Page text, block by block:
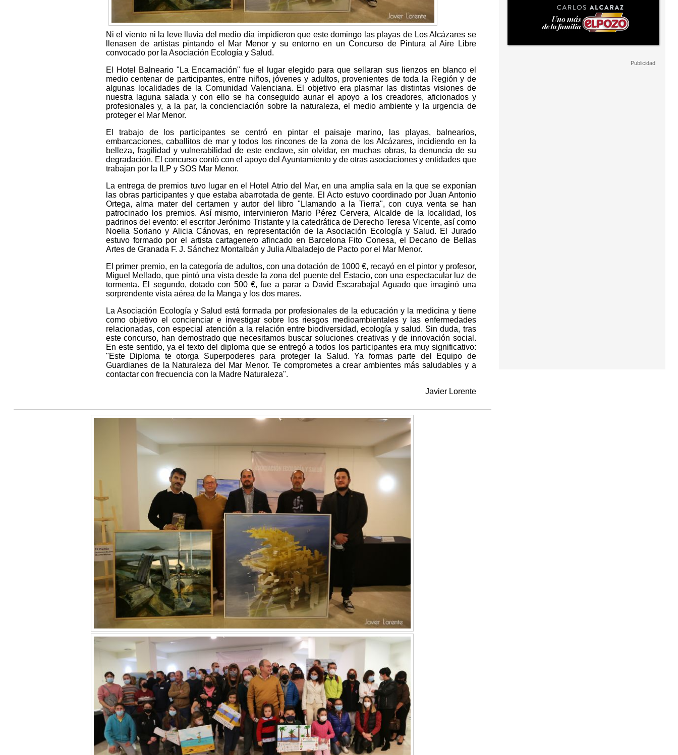
Ni el viento ni la leve lluvia del medio día impidieron que este domingo las playas de Los Alcázares se
llenasen de artistas pintando el Mar Menor y su entorno en un Concurso de Pintura al Aire Libre
convocado por la Asociación Ecología y Salud.
El Hotel Balneario "La Encarnación" fue el lugar elegido para que sellaran sus lienzos en blanco el
medio centenar de participantes, entre niños, jóvenes y adultos, provenientes de toda la Región y de
algunas localidades de la Comunidad Valenciana. El objetivo era plasmar las distintas visiones de
nuestra laguna salada y con ello se ha conseguido aunar el apoyo a los creadores, aficionados y
profesionales y, a la par, la concienciación sobre la naturaleza, el medio ambiente y la urgencia de
proteger el Mar Menor.
El trabajo de los participantes se centró en pintar el paisaje marino, las playas, balnearios,
embarcaciones, caballitos de mar y todos los rincones de la zona de los Alcázares, incidiendo en la
belleza, fragilidad y vulnerabilidad de este enclave, sin olvidar, en muchas obras, la denuncia de su
degradación. El concurso contó con el apoyo del Ayuntamiento y de otras asociaciones y entidades que
trabajan por la ILP y SOS Mar Menor.
La entrega de premios tuvo lugar en el Hotel Atrio del Mar, en una amplia sala en la que se exponían
las obras participantes y que estaba abarrotada de gente. El Acto estuvo coordinado por Juan Antonio
Ortega, alma mater del certamen y autor del libro "Llamando a la Tierra", con cuya venta se han
patrocinado los premios. Así mismo, intervinieron Mario Pérez Cervera, Alcalde de la localidad, los
padrinos del evento: el escritor Jerónimo Tristante y la catedrática de Derecho Teresa Vicente, así como
Noelia Soriano y Alicia Cánovas, en representación de la Asociación Ecología y Salud. El Jurado
estuvo formado por el artista cartagenero afincado en Barcelona Fito Conesa, el Decano de Bellas
Artes de Granada F. J. Sánchez Montalbán y Julia Albaladejo de Pacto por el Mar Menor.
El primer premio, en la categoría de adultos, con una dotación de 1000 €, recayó en el pintor y profesor,
Miguel Mellado, que pintó una vista desde la zona del puente del Estacio, con una espectacular luz de
tormenta. El segundo, dotado con 500 €, fue a parar a David Escarabajal Aguado que imaginó una
sorprendente vista aérea de la Manga y los dos mares.
La Asociación Ecología y Salud está formada por profesionales de la educación y la medicina y tiene
como objetivo el concienciar e investigar sobre los riesgos medioambientales y las enfermedades
relacionadas, con especial atención a la relación entre biodiversidad, ecología y salud. Sin duda, tras
este concurso, han demostrado que necesitamos buscar soluciones creativas y de innovación social.
En este sentido, ya el texto del diploma que se entregó a todos los participantes era muy significativo:
"Este Diploma te otorga Superpoderes para proteger la Salud. Ya formas parte del Equipo de
Guardianes de la Naturaleza del Mar Menor. Te comprometes a crear ambientes más saludables y a
contactar con frecuencia con la Madre Naturaleza".
Javier Lorente